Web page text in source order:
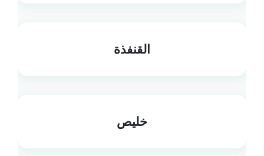
القنفذة
خليص